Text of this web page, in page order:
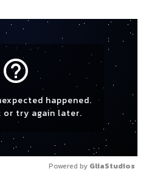
help_outline
happened.
or try again later.
Powered by GliaStudios